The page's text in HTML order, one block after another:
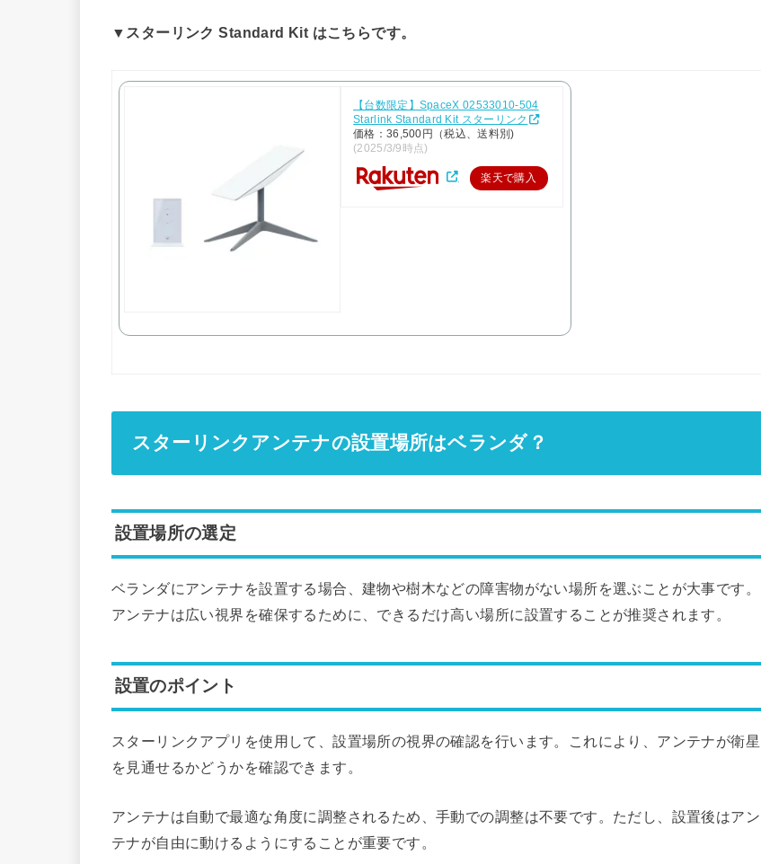
▼スターリンク Standard Kit はこちらです。
【台数限定】SpaceX 02533010-504
Starlink Standard Kit スターリンク
価格：36,500円（税込、送料別)
(2025/3/9時点)
楽天で購入
スターリンクアンテナの設置場所はベランダ？
設置場所の選定
ベランダにアンテナを設置する場合、建物や樹木などの障害物がない場所を選ぶことが大事です。
アンテナは広い視界を確保するために、できるだけ高い場所に設置することが推奨されます​。
設置のポイント
スターリンクアプリを使用して、設置場所の視界の確認を行います。これにより、アンテナが衛星
を見通せるかどうかを確認できます。
アンテナは自動で最適な角度に調整されるため、手動での調整は不要です。ただし、設置後はアン
テナが自由に動けるようにすることが重要です。